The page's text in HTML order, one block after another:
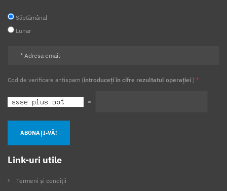
Săptămânal
Lunar
Cod de verificare antispam (introduceți în cifre rezultatul operației ) *
=
ABONAȚI-VĂ!
Link-uri utile
Termeni și condiții